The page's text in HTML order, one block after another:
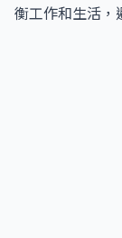
衡工作和生活，